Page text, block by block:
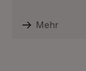
Mehr